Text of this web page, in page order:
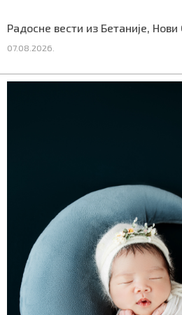
Радосне вести из Бетаније, Нови
07.08.2026.
ПОДКАСТ
ЖИВОТ И СТИЛ
СПОРТ